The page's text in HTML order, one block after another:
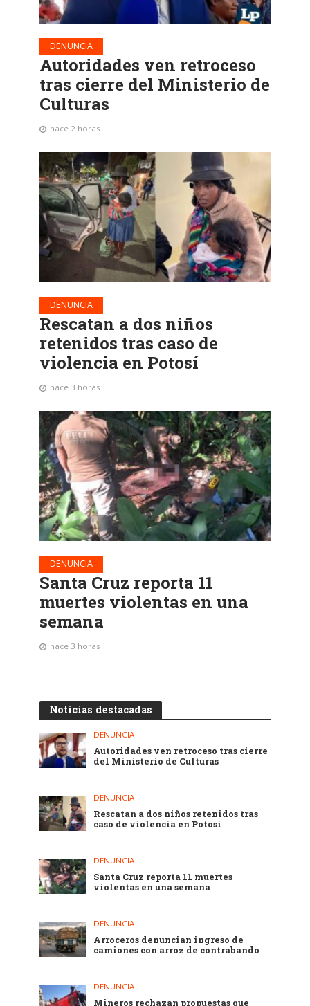
DENUNCIA
Autoridades ven retroceso
tras cierre del Ministerio de
Culturas
hace 2 horas
DENUNCIA
Rescatan a dos niños
retenidos tras caso de
violencia en Potosí
hace 3 horas
DENUNCIA
Santa Cruz reporta 11
muertes violentas en una
semana
hace 3 horas
Noticias destacadas
DENUNCIA
Autoridades ven retroceso tras cierre
del Ministerio de Culturas
DENUNCIA
Rescatan a dos niños retenidos tras
caso de violencia en Potosí
DENUNCIA
Santa Cruz reporta 11 muertes
violentas en una semana
DENUNCIA
Arroceros denuncian ingreso de
camiones con arroz de contrabando
DENUNCIA
Mineros rechazan propuestas que